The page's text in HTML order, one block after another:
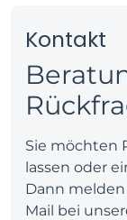
Kontakt
Sie möchten
lassen oder
Dann
Mail bei